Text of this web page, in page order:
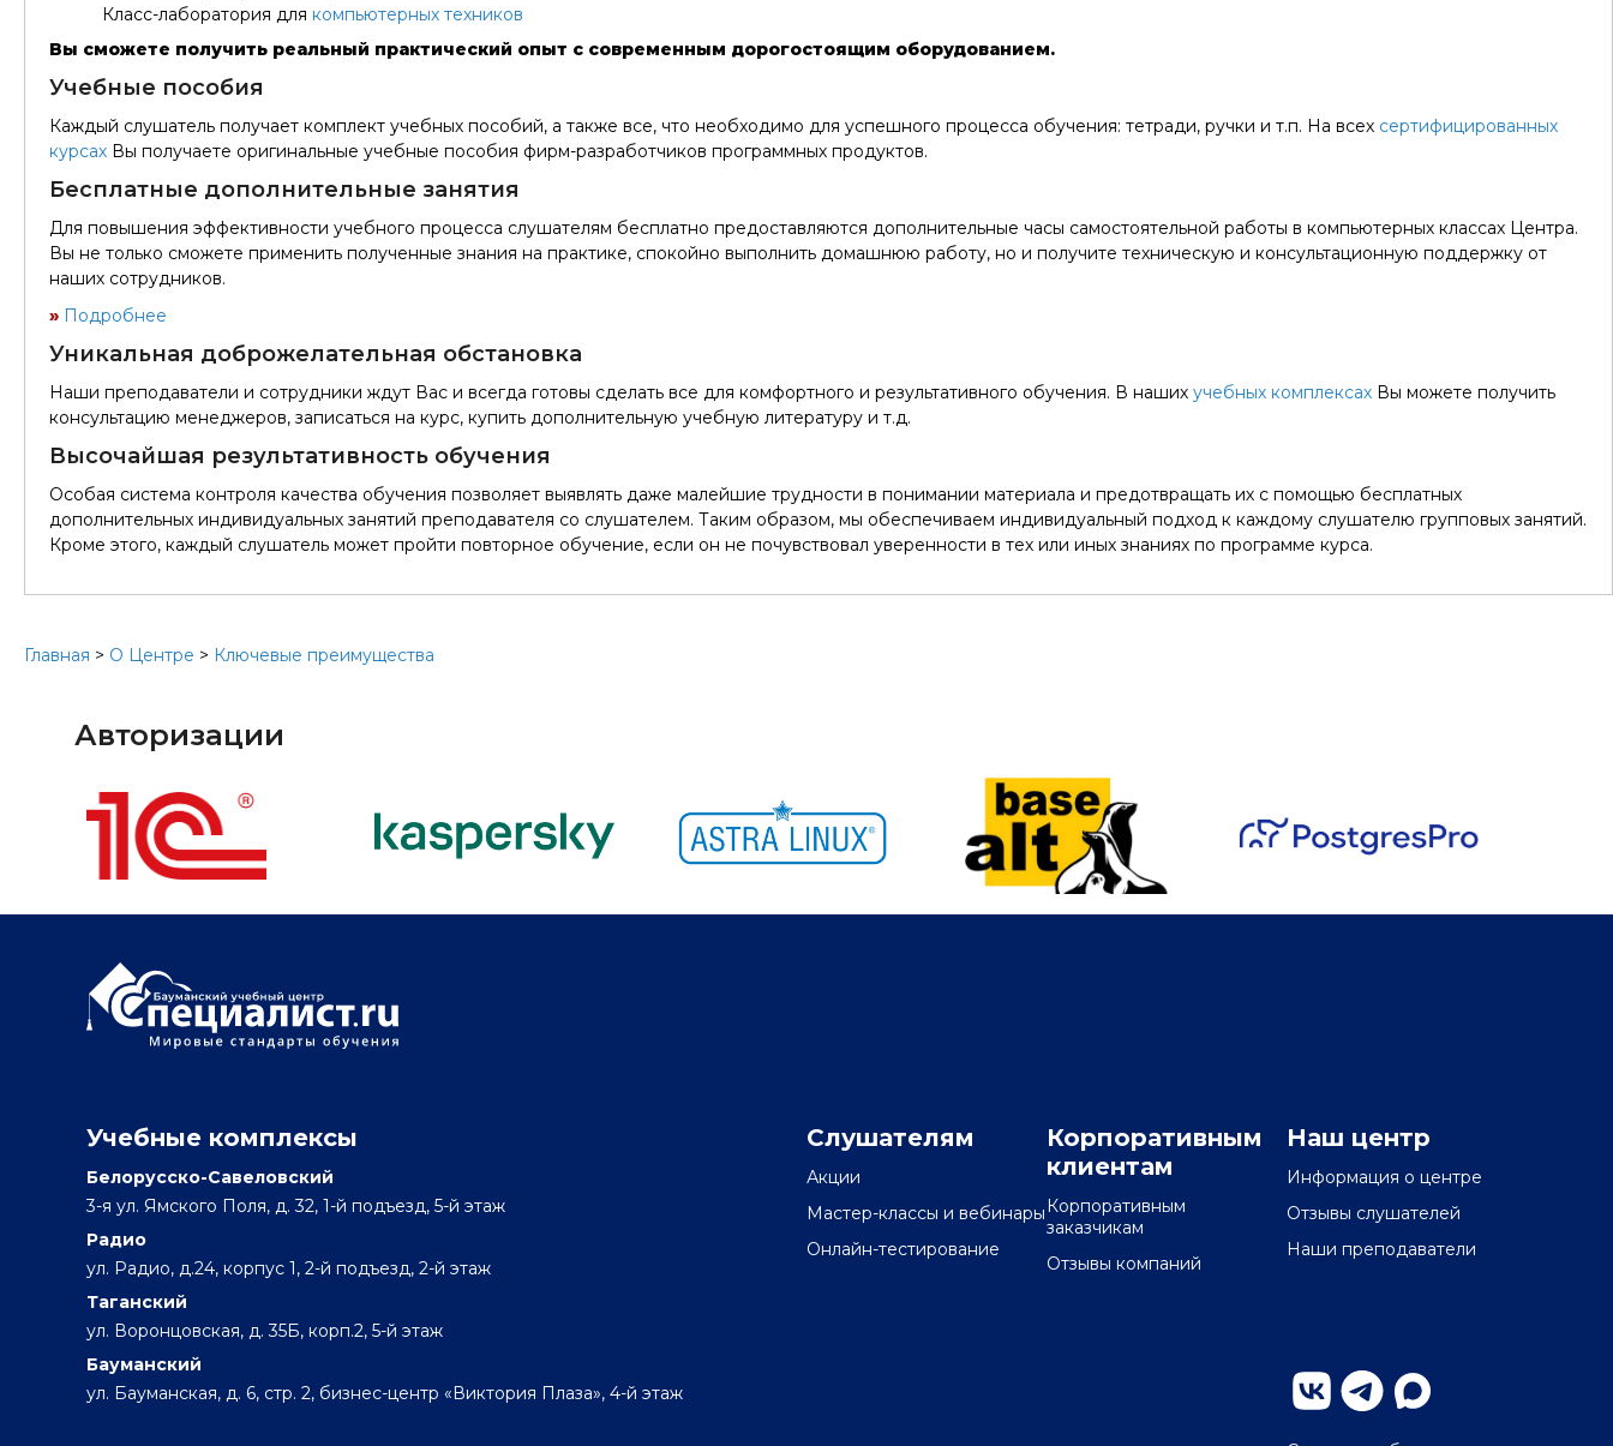
Класс-лаборатория для компьютерных техников
Вы сможете получить реальный практический опыт с современным дорогостоящим оборудованием.
Учебные пособия
Каждый слушатель получает комплект учебных пособий, а также все, что необходимо для успешного процесса обучения: тетради, ручки и т.п. На всех сертифицированных
курсах Вы получаете оригинальные учебные пособия фирм-разработчиков программных продуктов.
Бесплатные дополнительные занятия
Для повышения эффективности учебного процесса слушателям бесплатно предоставляются дополнительные часы самостоятельной работы в компьютерных классах Центра.
Вы не только сможете применить полученные знания на практике, спокойно выполнить домашнюю работу, но и получите техническую и консультационную поддержку от
наших сотрудников.
» Подробнее
Уникальная доброжелательная обстановка
Наши преподаватели и сотрудники ждут Вас и всегда готовы сделать все для комфортного и результативного обучения. В наших учебных комплексах Вы можете получить
консультацию менеджеров, записаться на курс, купить дополнительную учебную литературу и т.д.
Высочайшая результативность обучения
Особая система контроля качества обучения позволяет выявлять даже малейшие трудности в понимании материала и предотвращать их с помощью бесплатных
дополнительных индивидуальных занятий преподавателя со слушателем. Таким образом, мы обеспечиваем индивидуальный подход к каждому слушателю групповых занятий.
Кроме этого, каждый слушатель может пройти повторное обучение, если он не почувствовал уверенности в тех или иных знаниях по программе курса.
Главная > О Центре > Ключевые преимущества
Авторизации
Учебные комплексы
Белорусско-Савеловский
3-я ул. Ямского Поля, д. 32, 1-й подъезд, 5-й этаж
Радио
ул. Радио, д.24, корпус 1, 2-й подъезд, 2-й этаж
Таганский
ул. Воронцовская, д. 35Б, корп.2, 5-й этаж
Бауманский
ул. Бауманская, д. 6, стр. 2, бизнес-центр «Виктория Плаза», 4-й этаж
Слушателям
Акции
Мастер-классы и вебинары
Онлайн-тестирование
Корпоративным
клиентам
Корпоративным
заказчикам
Отзывы компаний
Наш центр
Информация о центре
Отзывы слушателей
Наши преподаватели